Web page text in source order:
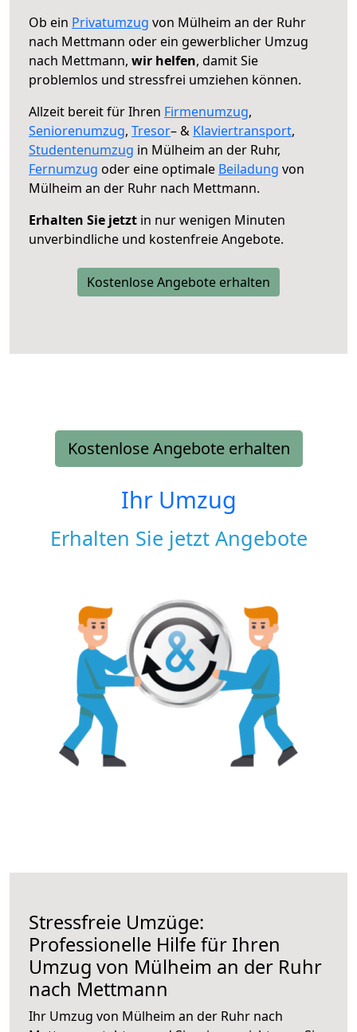
Ob ein Privatumzug von Mülheim an der Ruhr
nach Mettmann oder ein gewerblicher Umzug
nach Mettmann, wir helfen, damit Sie
problemlos und stressfrei umziehen können.
Allzeit bereit für Ihren Firmenumzug,
Seniorenumzug, Tresor– & Klaviertransport,
Studentenumzug in Mülheim an der Ruhr,
Fernumzug oder eine optimale Beiladung von
Mülheim an der Ruhr nach Mettmann.
Erhalten Sie jetzt in nur wenigen Minuten
unverbindliche und kostenfreie Angebote.
Kostenlose Angebote erhalten
Kostenlose Angebote erhalten
Ihr Umzug
Erhalten Sie jetzt Angebote
Stressfreie Umzüge:
Professionelle Hilfe für Ihren
Umzug von Mülheim an der Ruhr
nach Mettmann
Ihr Umzug von Mülheim an der Ruhr nach